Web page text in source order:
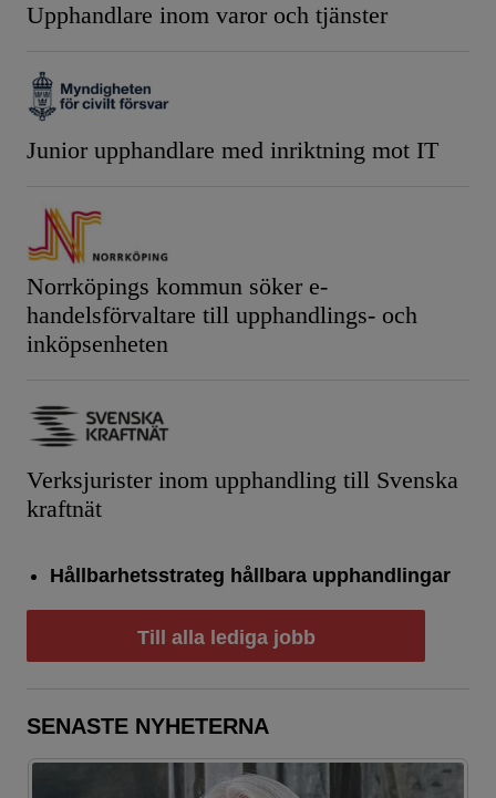
Upphandlare inom varor och tjänster
Junior upphandlare med inriktning mot IT
Norrköpings kommun söker e-
handelsförvaltare till upphandlings- och
inköpsenheten
Verksjurister inom upphandling till Svenska
kraftnät
Hållbarhetsstrateg hållbara upphandlingar
Till alla lediga jobb
SENASTE NYHETERNA